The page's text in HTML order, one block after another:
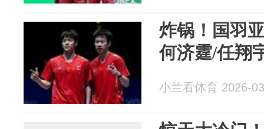
炸锅！国羽
何济霆/任翔
小兰看体育 2026-